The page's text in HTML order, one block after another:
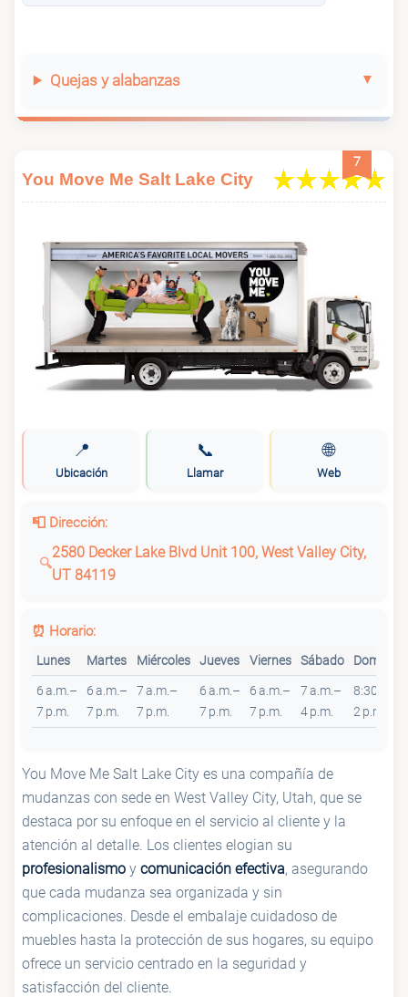
Quejas y alabanzas
7
You Move Me Salt Lake City
📍
Ubicación
📞
Llamar
🌐
Web
📮 Dirección:
2580 Decker Lake Blvd Unit 100, West Valley City,
UT 84119
⏰ Horario:
Lunes Martes Miércoles Jueves Viernes Sábado Domingo
6 a.m.–
7 p.m.
6 a.m.–
7 p.m.
7 a.m.–
7 p.m.
6 a.m.–
7 p.m.
6 a.m.–
7 p.m.
7 a.m.–
4 p.m.
8:30
2 p.m.
You Move Me Salt Lake City es una compañía de
mudanzas con sede en West Valley City, Utah, que se
destaca por su enfoque en el servicio al cliente y la
atención al detalle. Los clientes elogian su
profesionalismo y comunicación efectiva, asegurando
que cada mudanza sea organizada y sin
complicaciones. Desde el embalaje cuidadoso de
muebles hasta la protección de sus hogares, su equipo
ofrece un servicio centrado en la seguridad y
satisfacción del cliente.